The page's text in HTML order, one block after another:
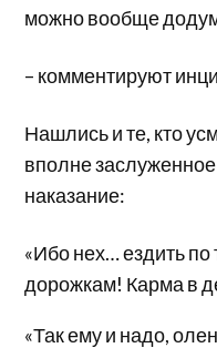
можно вообще
– комментируют
Нашлись и те, кто
вполне
наказание:
«Ибо нех… ездить
дорожкам! Карма в
«Так ему и надо,